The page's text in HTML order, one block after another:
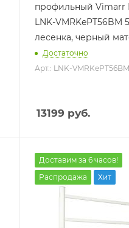
профильный Vimarr
LNK-VMRKePT56BM
лесенка, черный
Достаточно
Арт.: LNK-VMRKePT56BM
13199 руб.
Доставим за 6 часов!
Распродажа
Хит